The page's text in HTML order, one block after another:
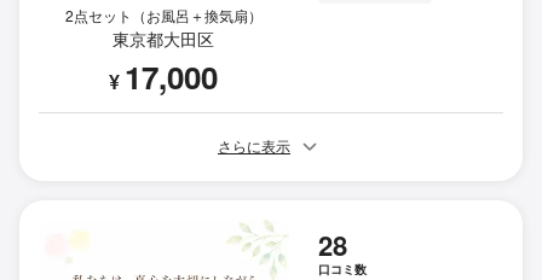
2点セット（お風呂＋換気扇）
東京都大田区
¥ 17,000
さらに表示
28
口コミ数